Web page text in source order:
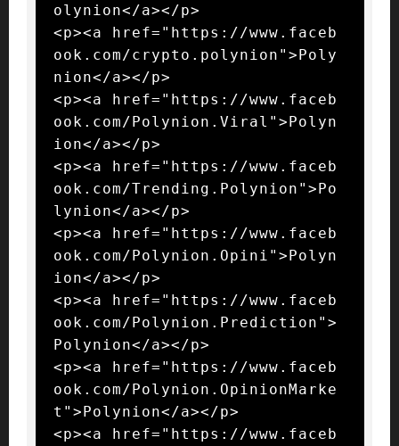
olynion</a></p>
<p><a href="https://www.faceb
ook.com/crypto.polynion">Poly
nion</a></p>
<p><a href="https://www.faceb
ook.com/Polynion.Viral">Polyn
ion</a></p>
<p><a href="https://www.faceb
ook.com/Trending.Polynion">Po
lynion</a></p>
<p><a href="https://www.faceb
ook.com/Polynion.Opini">Polyn
ion</a></p>
<p><a href="https://www.faceb
ook.com/Polynion.Prediction">
Polynion</a></p>
<p><a href="https://www.faceb
ook.com/Polynion.OpinionMarke
t">Polynion</a></p>
<p><a href="https://www.faceb